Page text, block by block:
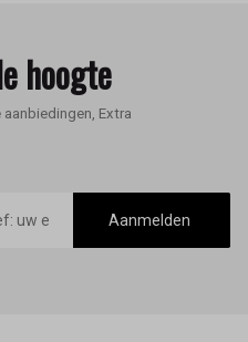
hoogte
Extra
Aanmelden